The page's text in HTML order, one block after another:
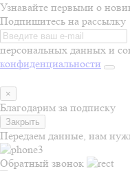
Узнавайте первыми о
Подпишитесь на рассылку
персональных данных и
конфиденциальности
×
Благодарим за подписку
Закрыть
Передаем данные, нам
Обратный звонок